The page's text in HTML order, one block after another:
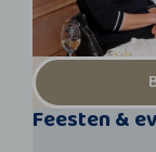
Feesten &